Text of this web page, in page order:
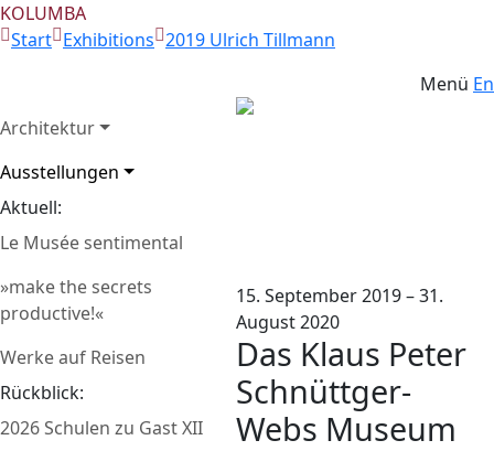
KOLUMBA
Start Exhibitions 2019 Ulrich Tillmann
Menü En
Architektur
Ausstellungen
Aktuell:
Le Musée sentimental
»make the secrets
productive!«
Werke auf Reisen
Rückblick:
2026 Schulen zu Gast XII
15. September 2019 – 31.
August 2020
Das Klaus Peter
Schnüttger-
Webs Museum